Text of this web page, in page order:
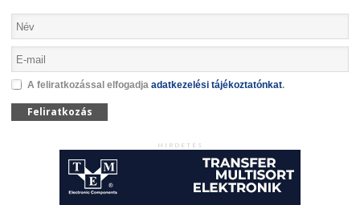
A feliratkozással elfogadja adatkezelési tájékoztatónkat.
Feliratkozás
HIRDETÉS